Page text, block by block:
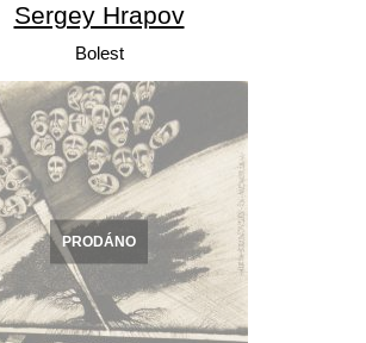
Sergey Hrapov
Bolest
PRODÁNO